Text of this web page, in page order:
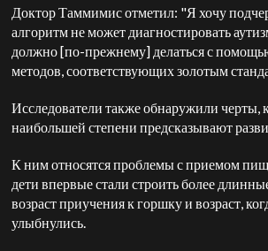
Доктор Таммимис отметил: "Я хочу
алгоритм не может диагностировать
должно [по-прежнему] делаться с
методов, соответствующих золотым
Исследователи также обнаружили черты,
наибольшей степени предсказывают
К ним относятся проблемы с приемом
дети впервые стали строить более
возраст приучения к горшку и возраст,
улыбнулись.